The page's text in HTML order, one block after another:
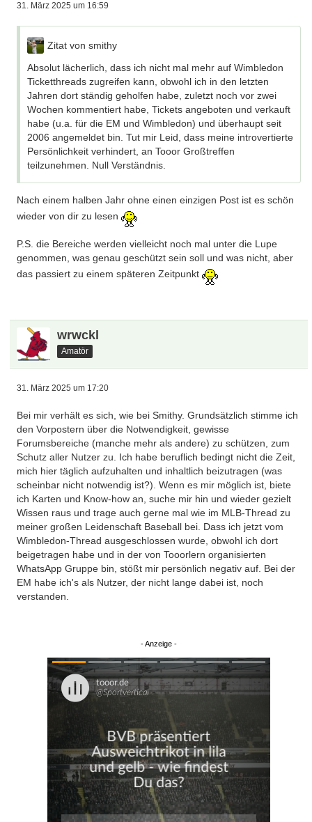
schon gemacht, das hat aber jeden Fall so bestätigt wie er
Umständen auch ein paar Wochen dauern kann, ich habe ja
euch die pn deshalb auch sparen
Nun, fast alle, die das hier lesen sind keine Vereine und
auch keine schwarzen Schafe. Es sind User, die sich
einbringen, die sich als gleichwertiges Mitglied von tooor
fühlen, die sich jetzt ungerecht behandelt fühlen, die
vielleicht sogar schon bei einigen Treffen waren, die
wirklich ok sind und absolut dazu gehören.
Manche haben erst in den letzten Jahren den Weg zu
uns gefunden, andere sind schon seit 20 Jahren dabei
und haben sich zwischendrin mal Auszeiten gegönnt.
Nun, für euch habe ich eine klare Botschaft: Macht
weiter so, beteiligt euch weiter am Forumsgeschehen
(vielleicht eher mehr als weniger), kommt zu Treffen,
lernt die Leute kennen.
Die Freischaltungen werden ein, zweimal im Jahr
gecheckt und neue User werden freigeschaltet und
bestehende bei wesentlich geringer Aktivität verlieren
loszuposten was das Zeug hält. Also, bitte Geduld! Es
gibt einige, die bei der nächsten Überprüfung ohnehin
freigeschaltet werden.
Warum veröffentlichen wir nicht transparent die
Kriterien?
dann abarbeiten um dabei zu sein, das genau wollen
wir ja nicht. Eine gewisse Forumsbeteiligung über einen
gewissen längeren Zeitraum, so einfach ist es. Ach ja,
und ein eigenes Ava ist auch notwendig, soviel kann ich
noch verraten
Gerne biete ich jedem, der denkt, er ist ein Härtefall, an,
seinen persönlichen Fall anzuschauen und Feedback
zu geben. Das habe ich bei den Begrenzungen der EM
auch schon gemacht, das hat aber jeden Fall so
bestätigt wie er war, führte also bei keinem User zu
einem anderen Ergebnis. Rechnet aber damit, dass
eine Antwort unter Umständen auch ein paar Wochen
dauern kann, ich habe ja auch noch andere Sachen zu
31. März 2025 um 16:59
Zitat von smithy
Absolut lächerlich, dass ich nicht mal mehr auf Wimbledon
Ticketthreads zugreifen kann, obwohl ich in den letzten
Jahren dort ständig geholfen habe, zuletzt noch vor zwei
Wochen kommentiert habe, Tickets angeboten und verkauft
habe (u.a. für die EM und Wimbledon) und überhaupt seit
2006 angemeldet bin. Tut mir Leid, dass meine introvertierte
Persönlichkeit verhindert, an Tooor Großtreffen
teilzunehmen. Null Verständnis.
Nach einem halben Jahr ohne einen einzigen Post ist es schön
wieder von dir zu lesen
P.S. die Bereiche werden vielleicht noch mal unter die Lupe
genommen, was genau geschützt sein soll und was nicht, aber
das passiert zu einem späteren Zeitpunkt
wrwckl
Amatör
31. März 2025 um 17:20
Bei mir verhält es sich, wie bei Smithy. Grundsätzlich stimme ich
den Vorpostern über die Notwendigkeit, gewisse
Forumsbereiche (manche mehr als andere) zu schützen, zum
Schutz aller Nutzer zu. Ich habe beruflich bedingt nicht die Zeit,
mich hier täglich aufzuhalten und inhaltlich beizutragen (was
scheinbar nicht notwendig ist?). Wenn es mir möglich ist, biete
ich Karten und Know-how an, suche mir hin und wieder gezielt
Wissen raus und trage auch gerne mal wie im MLB-Thread zu
meiner großen Leidenschaft Baseball bei. Dass ich jetzt vom
Wimbledon-Thread ausgeschlossen wurde, obwohl ich dort
beigetragen habe und in der von Tooorlern organisierten
WhatsApp Gruppe bin, stößt mir persönlich negativ auf. Bei der
EM habe ich's als Nutzer, der nicht lange dabei ist, noch
verstanden.